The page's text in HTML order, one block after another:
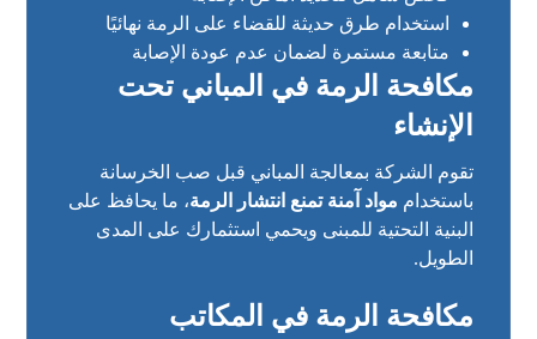
استخدام طرق حديثة للقضاء على الرمة نهائيًا
متابعة مستمرة لضمان عدم عودة الإصابة
مكافحة الرمة في المباني تحت
الإنشاء
تقوم الشركة بمعالجة المباني قبل صب الخرسانة
باستخدام مواد آمنة تمنع انتشار الرمة، ما يحافظ على
البنية التحتية للمبنى ويحمي استثمارك على المدى
الطويل.
مكافحة الرمة في المكاتب